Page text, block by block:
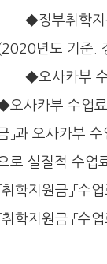
◆정부취학지원
년도 기준.
◆오사카부 수업
오사카부 수업
」과 오사카부
로 실질적 수업
취학지원금」「
취학지원금」「